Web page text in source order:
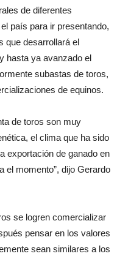
de diferentes
país para ir presentando,
que desarrollará el
hasta ya avanzado el
subastas de toros,
de equinos.
de toros son muy
el clima que ha sido
exportación de ganado en
el momento”, dijo Gerardo
se logren comercializar
pensar en los valores
sean similares a los